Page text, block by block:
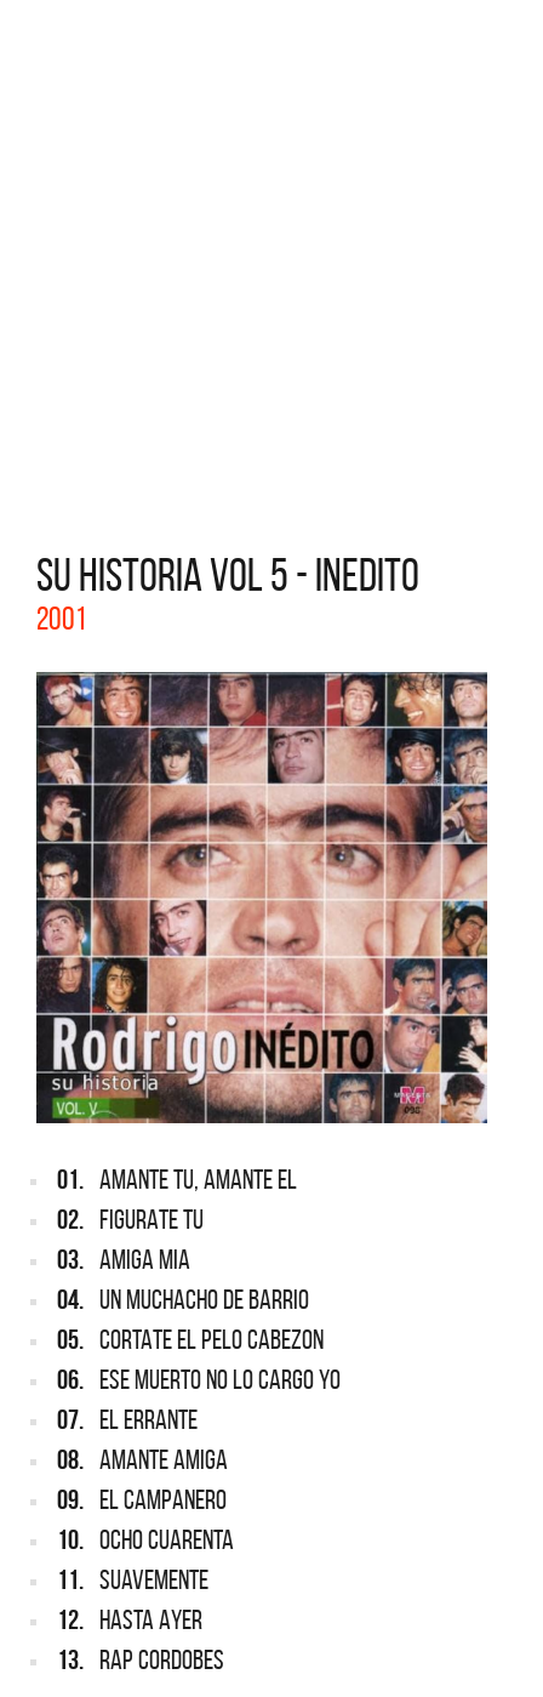
SU HISTORIA VOL 5 - INEDITO
2001
01. AMANTE TU, AMANTE EL
02. FIGURATE TU
03. AMIGA MIA
04. UN MUCHACHO DE BARRIO
05. CORTATE EL PELO CABEZON
06. ESE MUERTO NO LO CARGO YO
07. EL ERRANTE
08. AMANTE AMIGA
09. EL CAMPANERO
10. OCHO CUARENTA
11. SUAVEMENTE
12. HASTA AYER
13. RAP CORDOBES